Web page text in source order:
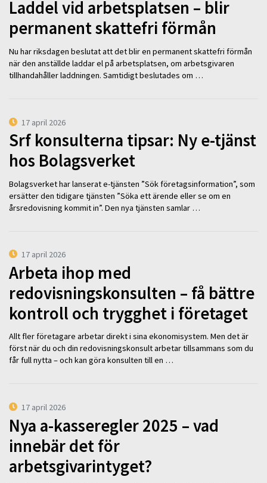
Laddel vid arbetsplatsen – blir
permanent skattefri förmån
Nu har riksdagen beslutat att det blir en permanent skattefri förmån
när den anställde laddar el på arbetsplatsen, om arbetsgivaren
tillhandahåller laddningen. Samtidigt beslutades om …
17 april 2026
Srf konsulterna tipsar: Ny e-tjänst
hos Bolagsverket
Bolagsverket har lanserat e-tjänsten ”Sök företagsinformation”, som
ersätter den tidigare tjänsten ”Söka ett ärende eller se om en
årsredovisning kommit in”. Den nya tjänsten samlar …
17 april 2026
Arbeta ihop med
redovisningskonsulten – få bättre
kontroll och trygghet i företaget
Allt fler företagare arbetar direkt i sina ekonomisystem. Men det är
först när du och din redovisningskonsult arbetar tillsammans som du
får full nytta – och kan göra konsulten till en …
17 april 2026
Nya a-kasseregler 2025 – vad
innebär det för
arbetsgivarintyget?